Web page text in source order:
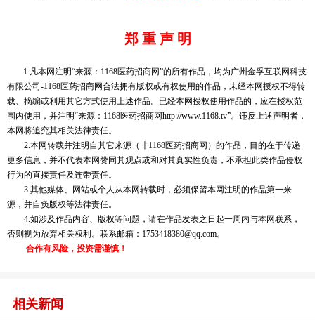
郑 重 声 明
1.凡本网注明“来源：1168医药招商网”的所有作品，均为广州金孚互联网科技
有限公司-1168医药招商网合法拥有版权或有权使用的作品，未经本网授权不得转
载、摘编或利用其它方式使用上述作品。已经本网授权使用作品的，应在授权范
围内使用，并注明“来源：1168医药招商网http://www.1168.tv”。违反上述声明者，
本网将追究其相关法律责任。
2.本网转载并注明自其它来源（非1168医药招商网）的作品，目的在于传递
更多信息，并不代表本网赞同其观点或和对其真实性负责，不承担此类作品侵权
行为的直接责任及连带责任。
3.其他媒体、网站或个人从本网转载时，必须保留本网注明的作品第一来
源，并自负版权等法律责任。
4.如涉及作品内容、版权等问题，请在作品发表之日起一周内与本网联系，
否则视为放弃相关权利。联系邮箱：1753418380@qq.com。
合作有风险，投资需谨慎！
相关新闻